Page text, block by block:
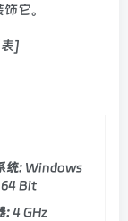
它。
]
统: Windows
64 Bit
:4 GHz